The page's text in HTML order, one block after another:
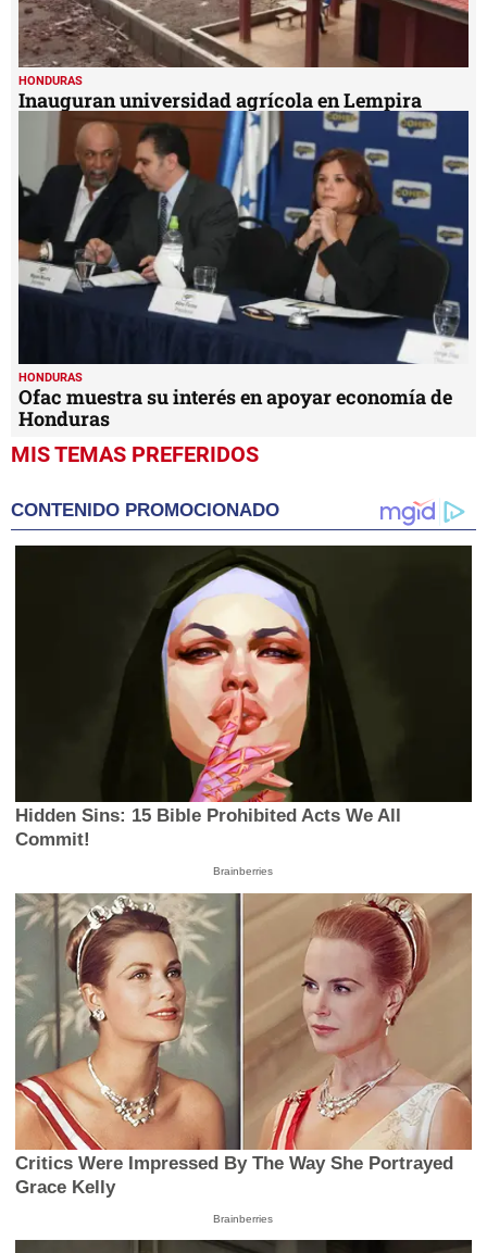
HONDURAS
Inauguran universidad agrícola en Lempira
HONDURAS
Ofac muestra su interés en apoyar economía de
Honduras
MIS TEMAS PREFERIDOS
CONTENIDO PROMOCIONADO
Hidden Sins: 15 Bible Prohibited Acts We All
Commit!
Brainberries
Critics Were Impressed By The Way She Portrayed
Grace Kelly
Brainberries